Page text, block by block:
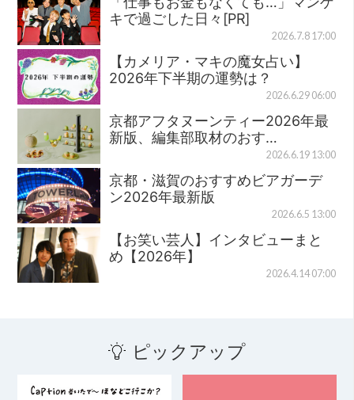
キで過ごした日々[PR]
2026.7.8 17:00
【カメリア・マキの魔女占い】
2026年下半期の運勢は？
2026.6.29 06:00
京都アフタヌーンティー2026年最
新版、編集部取材のおす…
2026.6.19 13:00
京都・滋賀のおすすめビアガーデ
ン2026年最新版
2026.6.5 13:00
【お笑い芸人】インタビューまと
め【2026年】
2026.4.14 07:00
ピックアップ